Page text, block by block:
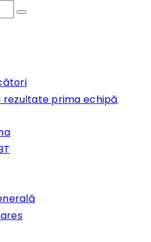
rezultate prima echipă